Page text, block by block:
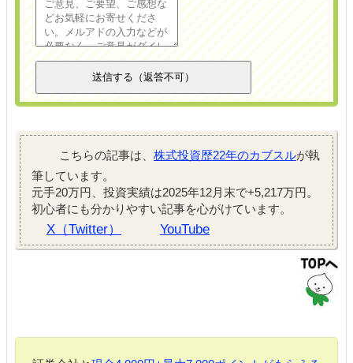
こちらの記事は、 株式投資歴22年のカブスルが執
筆しています。
元手20万円、投資実績は2025年12月末で+5,217万円。
初心者にも分かりやすい記事を心がけています。
X（Twitter） YouTube